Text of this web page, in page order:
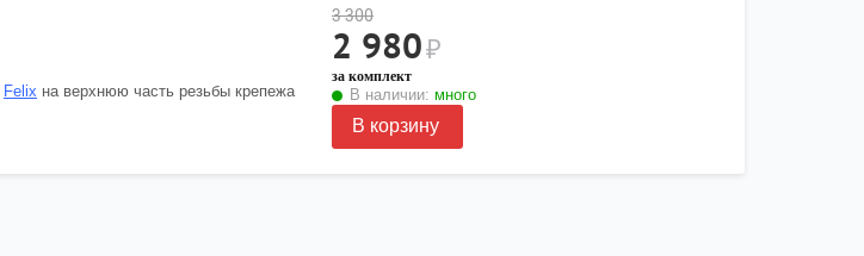
Felix на верхнюю часть резьбы крепежа
3 300
2 980₽
за комплект
В наличии: много
В корзину